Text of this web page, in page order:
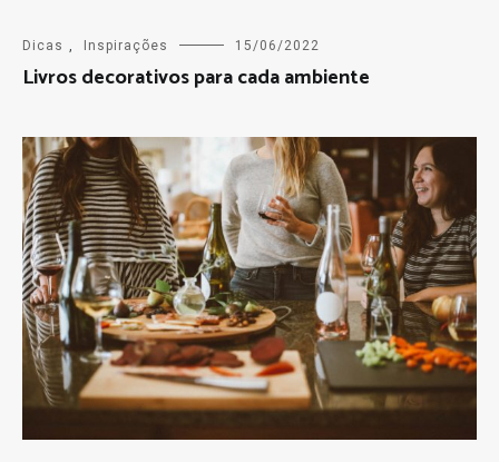
Dicas , Inspirações 15/06/2022
Livros decorativos para cada ambiente